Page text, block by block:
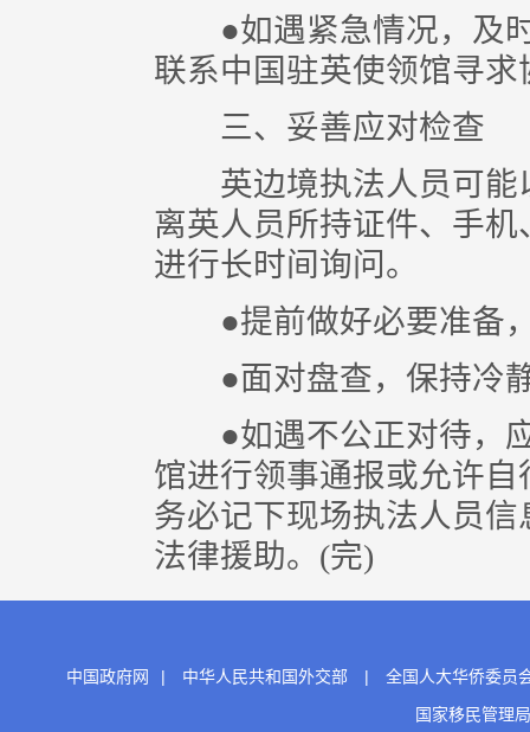
●如遇紧急情况，及时
联系中国驻英使领馆寻求
三、妥善应对检查
英边境执法人员可能
离英人员所持证件、手
进行长时间询问。
●提前做好必要准备，
●面对盘查，保持冷静
●如遇不公正对待，应
馆进行领事通报或允许
务必记下现场执法人员
法律援助。(完)
中国政府网 | 中华人民共和国外交部 |
全国人大华侨委员
国家移民管理局